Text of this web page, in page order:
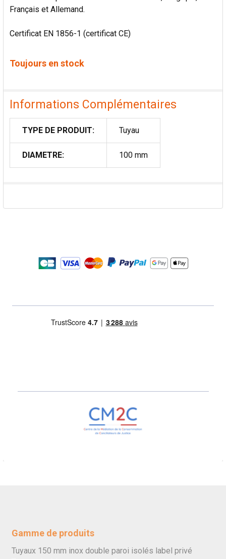
Français et Allemand.
Certificat EN 1856-1 (certificat CE)
Toujours en stock
Informations Complémentaires
TYPE DE PRODUIT: Tuyau
DIAMETRE: 100 mm
Gamme de produits
Tuyaux 150 mm inox double paroi isolés label privé